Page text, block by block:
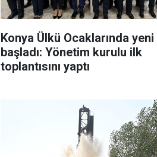
Konya Ülkü Ocaklarında
başladı: Yönetim kurulu ilk
toplantısını yaptı